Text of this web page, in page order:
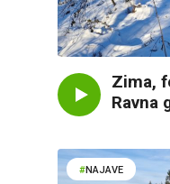
Zima,
Ravna
NAJAVE